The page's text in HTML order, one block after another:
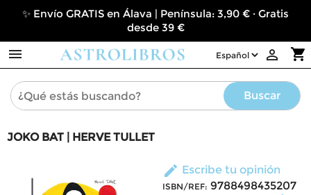
✨ Envío GRATIS en Álava | Península: 3,90 € · Gratis
desde 39 €
 shopping_cart

Buscar
JOKO BAT | HERVE TULLET
edit Escribe tu opinión
ISBN/REF: 9788498435207